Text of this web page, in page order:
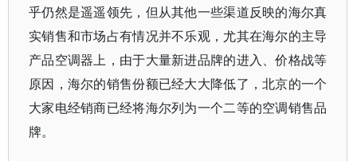
乎仍然是遥遥领先，但从其他一些渠道反映的海尔真
实销售和市场占有情况并不乐观，尤其在海尔的主导
产品空调器上，由于大量新进品牌的进入、价格战等
原因，海尔的销售份额已经大大降低了，北京的一个
大家电经销商已经将海尔列为一个二等的空调销售品
牌。